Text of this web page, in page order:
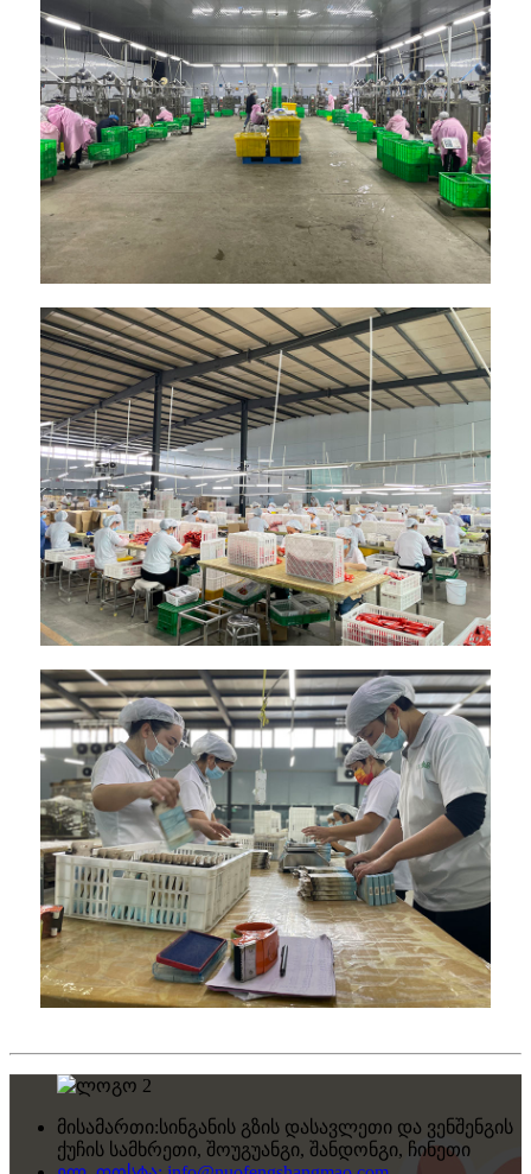
მისამართი:სინგანის გზის დასავლეთი და ვენშენგის
ქუჩის სამხრეთი, შოუგუანგი, შანდონგი, ჩინეთი